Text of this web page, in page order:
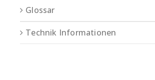
Glossar
Technik Informationen